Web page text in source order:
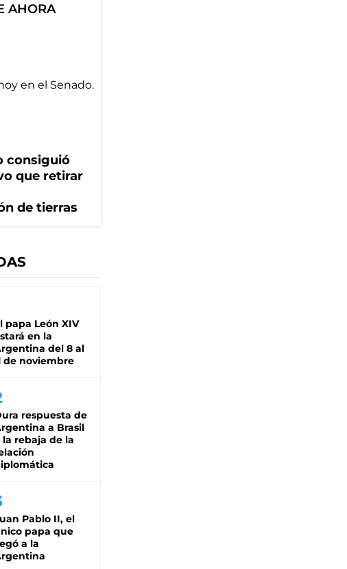
AHORA
consiguió
que retirar
de tierras
papa León XIV
en la
del 8 al
de noviembre
respuesta de
a Brasil
la rebaja de la
Pablo II, el
papa que
a la